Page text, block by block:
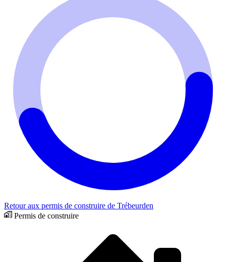
Retour aux permis de construire de Trébeurden
Permis de construire